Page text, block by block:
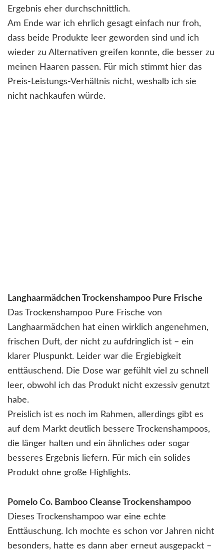
Ergebnis eher durchschnittlich.
Am Ende war ich ehrlich gesagt einfach nur froh,
dass beide Produkte leer geworden sind und ich
wieder zu Alternativen greifen konnte, die besser zu
meinen Haaren passen. Für mich stimmt hier das
Preis-Leistungs-Verhältnis nicht, weshalb ich sie
nicht nachkaufen würde.
Langhaarmädchen Trockenshampoo Pure Frische
Das Trockenshampoo Pure Frische von
Langhaarmädchen hat einen wirklich angenehmen,
frischen Duft, der nicht zu aufdringlich ist – ein
klarer Pluspunkt. Leider war die Ergiebigkeit
enttäuschend. Die Dose war gefühlt viel zu schnell
leer, obwohl ich das Produkt nicht exzessiv genutzt
habe.
Preislich ist es noch im Rahmen, allerdings gibt es
auf dem Markt deutlich bessere Trockenshampoos,
die länger halten und ein ähnliches oder sogar
besseres Ergebnis liefern. Für mich ein solides
Produkt ohne große Highlights.
Pomelo Co. Bamboo Cleanse Trockenshampoo
Dieses Trockenshampoo war eine echte
Enttäuschung. Ich mochte es schon vor Jahren nicht
besonders, hatte es dann aber erneut ausgepackt –